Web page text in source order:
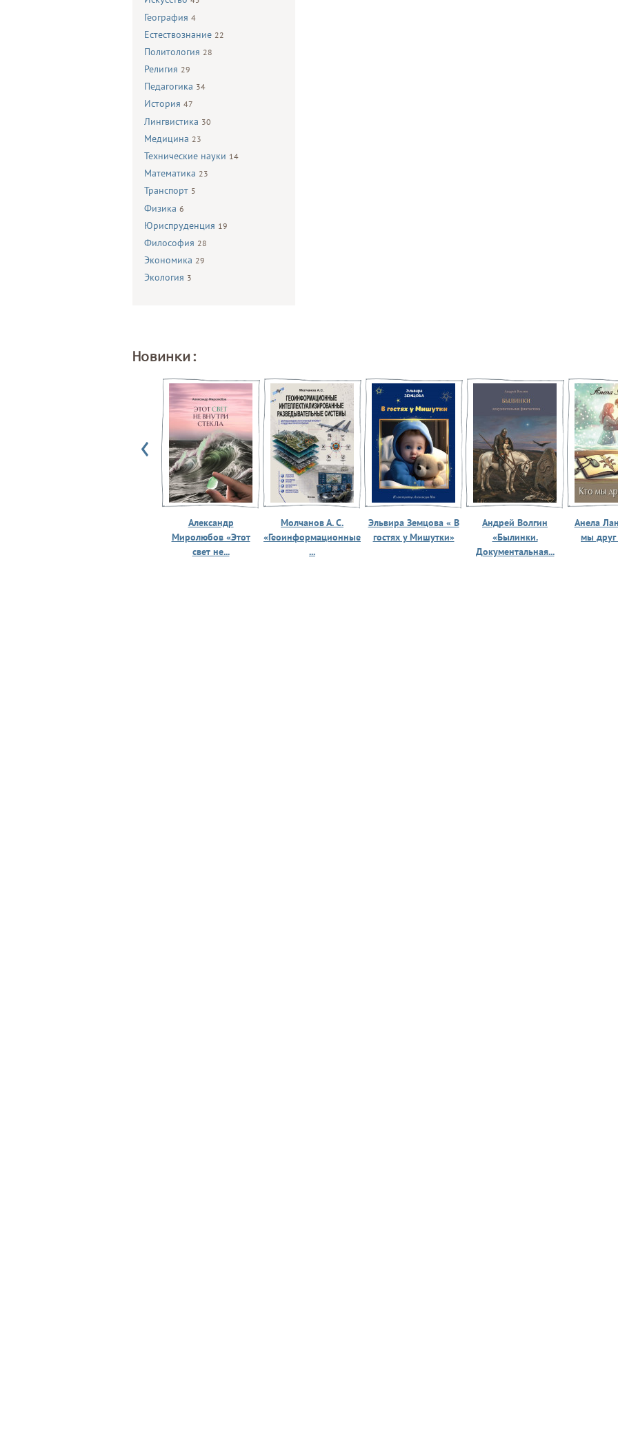
География 4
Естествознание 22
Политология 28
Религия 29
Педагогика 34
История 47
Лингвистика 30
Медицина 23
Технические науки 14
Математика 23
Транспорт 5
Физика 6
Юриспруденция 19
Философия 28
Экономика 29
Экология 3
Новинки:
Александр
Миролюбов «Этот
свет не...
Молчанов А. С.
«Геоинформационные
...
Эльвира Земцова « В
гостях у Мишутки»
Андрей Волгин
«Былинки.
Документальная...
Анела
мы друг